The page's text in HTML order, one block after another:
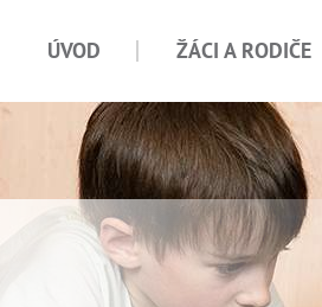
ÚVOD ŽÁCI A RODIČE